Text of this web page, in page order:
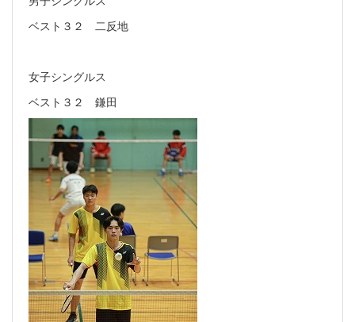
ベスト３２ 二反地
女子シングルス
ベスト３２ 鎌田